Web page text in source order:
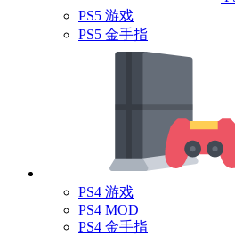
PS5 游戏
PS5 金手指
PS4 游戏
PS4 MOD
PS4 金手指